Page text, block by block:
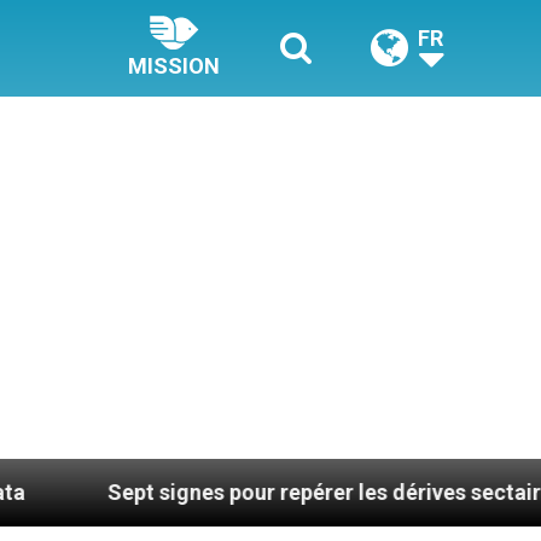
MISSION
FR
signes pour repérer les dérives sectaires du